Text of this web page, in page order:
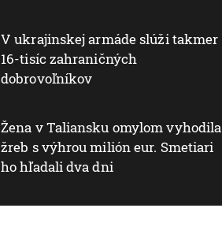
V ukrajinskej armáde slúži takmer
16-tisíc zahraničných
dobrovoľníkov
Žena v Taliansku omylom vyhodila
žreb s výhrou milión eur. Smetiari
ho hľadali dva dni